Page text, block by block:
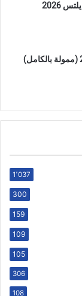
2026
منحة جامعة الملك سعود 2026 (ممولة بالكامل)
1٬037
300
159
109
105
306
108